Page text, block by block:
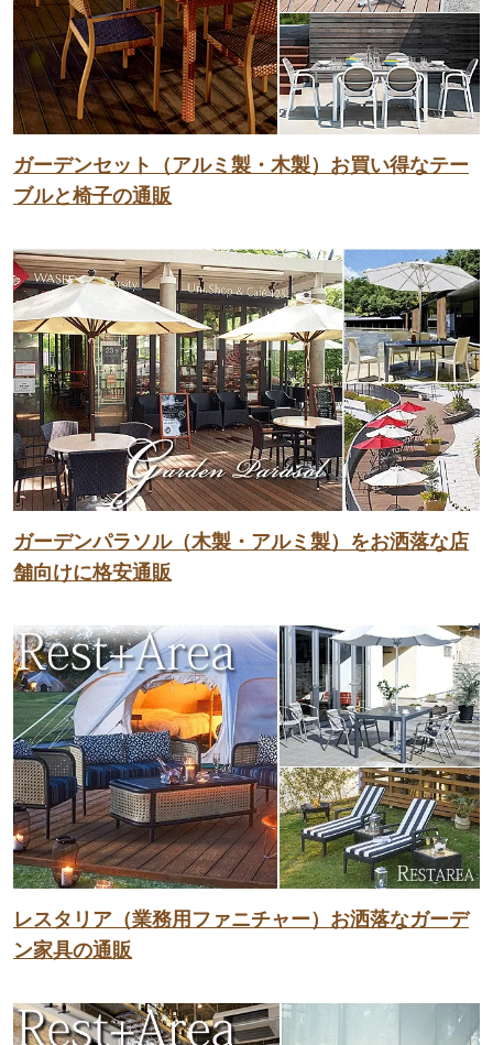
ガーデンセット（アルミ製・木製）お買い得なテー
ブルと椅子の通販
ガーデンパラソル（木製・アルミ製）をお洒落な店
舗向けに格安通販
レスタリア（業務用ファニチャー）お洒落なガーデ
ン家具の通販